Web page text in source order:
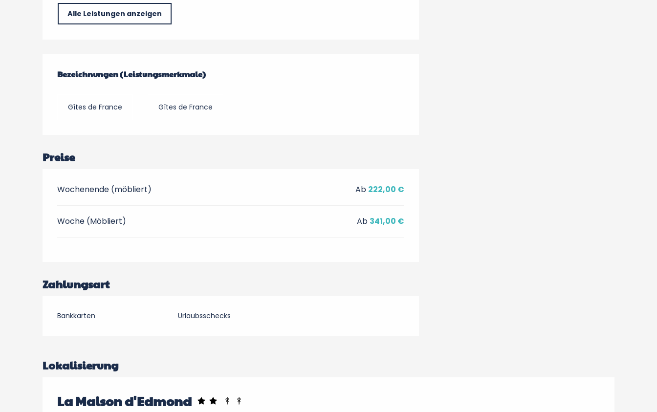
Alle Leistungen anzeigen
Leistungensmöglichkeiten
Bezeichnungen (Leistungsmerkmale)
Bezeichnungen (Leistungsmerkmale)
Gîtes de France Gîtes de France
Preise
Wochenende (möbliert) Ab 222,00 €
Woche (Möbliert) Ab 341,00 €
Zahlungsart
Bankkarten Urlaubsschecks
Lokalisierung
La Maison d'Edmond